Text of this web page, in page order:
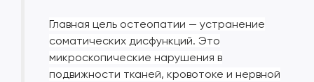
Главная цель остеопатии — устранение
соматических дисфункций. Это
микроскопические нарушения в
подвижности тканей, кровотоке и нервной